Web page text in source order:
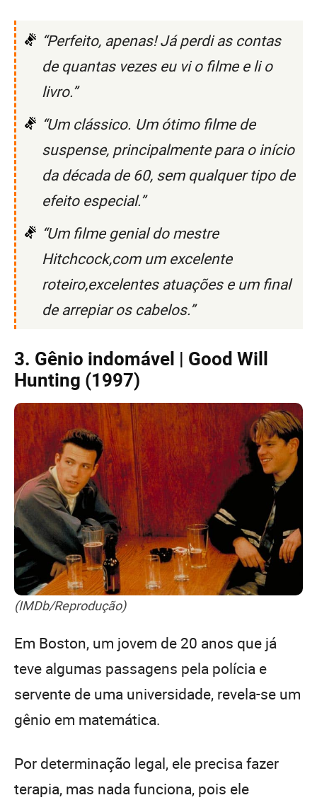
“Perfeito, apenas! Já perdi as contas
de quantas vezes eu vi o filme e li o
livro.”
“Um clássico. Um ótimo filme de
suspense, principalmente para o início
da década de 60, sem qualquer tipo de
efeito especial.”
“Um filme genial do mestre
Hitchcock,com um excelente
roteiro,excelentes atuações e um final
de arrepiar os cabelos.”
3. Gênio indomável | Good Will
Hunting (1997)
(IMDb/Reprodução)
Em Boston, um jovem de 20 anos que já
teve algumas passagens pela polícia e
servente de uma universidade, revela-se um
gênio em matemática.
Por determinação legal, ele precisa fazer
terapia, mas nada funciona, pois ele